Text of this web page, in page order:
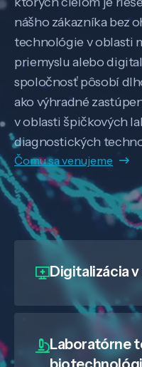
nášho zákazníka bez
technológie v oblasti
priemyslu alebo
spoločnosť pôsobí
ako výhradné
v oblasti špičkových
diagnostických
Čomu sa venujeme
Digitalizácia
Laboratórne